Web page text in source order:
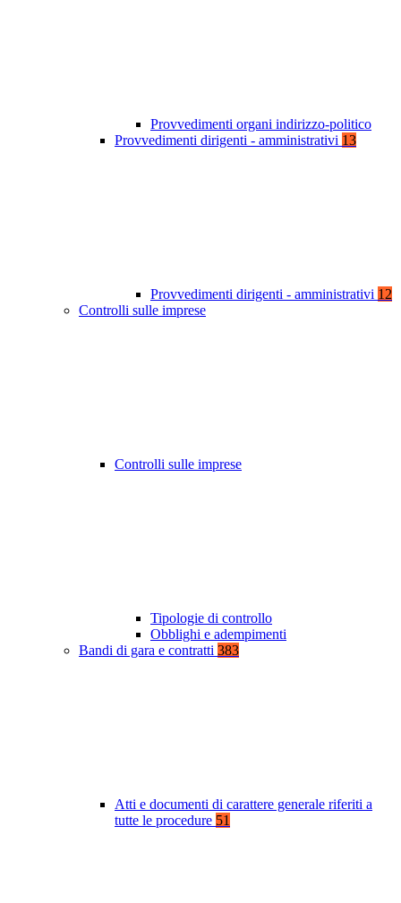
Provvedimenti organi indirizzo-politico
Provvedimenti dirigenti - amministrativi 13
Provvedimenti dirigenti - amministrativi 12
Controlli sulle imprese
Controlli sulle imprese
Tipologie di controllo
Obblighi e adempimenti
Bandi di gara e contratti 383
Atti e documenti di carattere generale riferiti a
tutte le procedure 51